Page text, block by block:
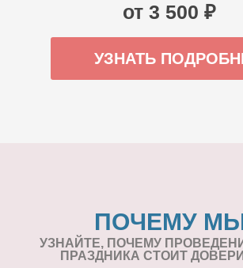
от 3 500 ₽
УЗНАТЬ
ПОЧЕМУ
УЗНАЙТЕ, ПОЧЕМУ
ПРАЗДНИКА СТОИТ